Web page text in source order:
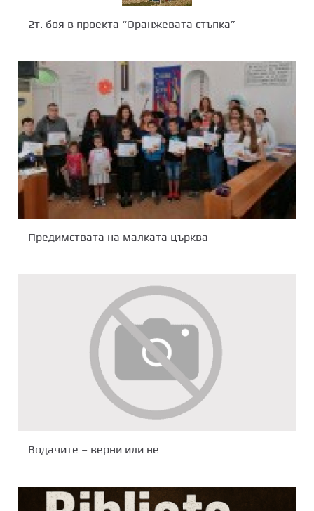
2т. боя в проекта “Оранжевата стъпка”
Предимствата на малката църква
Водачите – верни или не